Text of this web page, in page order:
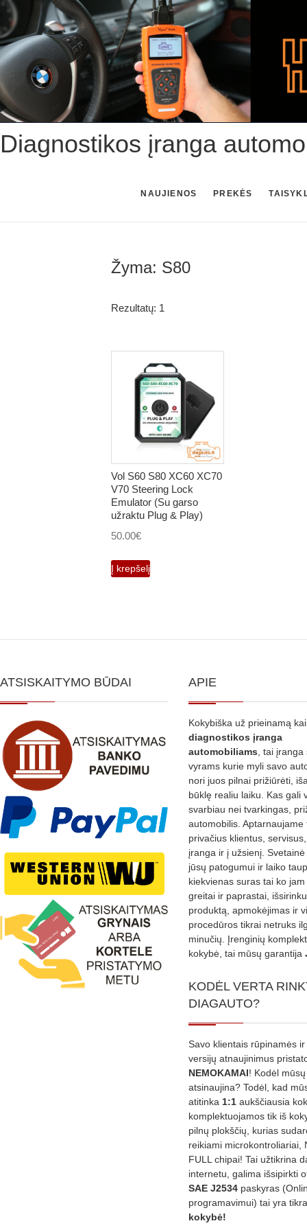
Skip
to
content
Diagnostikos įranga
NAUJIENOS PREKĖS
Žyma: S80
Rezultatų: 1
Vol S60 S80 XC60 XC70
V70 Steering Lock
Emulator (Su garso
užraktu Plug & Play)
50.00€
Į krepšelį
ATSISKAITYMO BŪDAI APIE
Kokybiška už prieinamą
diagnostikos įranga
automobiliams , tai
vyrams kurie myli savo
nori juos pilnai prižiūrėti,
būklę realiu laiku. Kas gali
svarbiau nei tvarkingas,
automobilis. Aptarnaujame
privačius klientus,
įranga ir į užsienį.
jūsų patogumui ir laiko
kiekvienas suras tai ko
greitai ir paprastai,
produktą, apmokėjimas ir
procedūros tikrai netruks
minučių. Įrenginių
kokybė, tai mūsų garantija
KODĖL VERTA
DIAGAUTO?
Savo klientais rūpinamės
versijų atnaujinimus
NEMOKAMAI! Kodėl
atsinaujina? Todėl, kad
atitinka 1:1 aukščiausia
komplektuojamos tik iš
pilnų plokščių, kurias
reikiami microkontroliariai,
FULL chipai! Tai užtikrina
internetu, galima išsipirkti
SAE J2534 paskyras
programavimui) tai yra
kokybė!